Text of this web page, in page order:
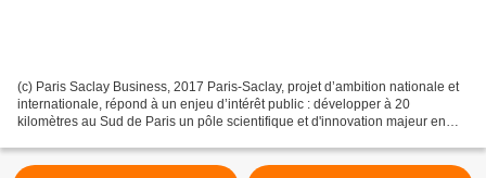
(c) Paris Saclay Business, 2017 Paris-Saclay, projet d’ambition nationale et
internationale, répond à un enjeu d’intérêt public : développer à 20
kilomètres au Sud de Paris un pôle scientifique et d'innovation majeur en